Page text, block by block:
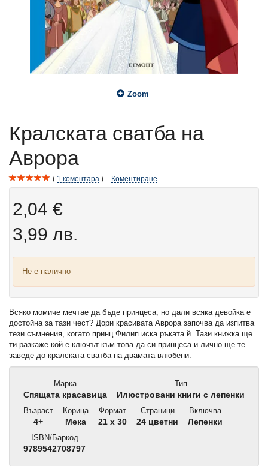
Zoom
Кралската сватба на
Аврора
1 коментара Коментиране
2,04 €
3,99 лв.
Не е налично
Всяко момиче мечтае да бъде принцеса, но дали всяка девойка е
достойна за тази чест? Дори красивата Аврора започва да изпитва
тези съмнения, когато принц Филип иска ръката й. Тази книжка ще
ти разкаже кой е ключът към това да си принцеса и лично ще те
заведе до кралската сватба на двамата влюбени.
Марка
Спящата красавица
Тип
Илюстровани книги с лепенки
Възраст
4+
Корица
Мека
Формат
21 x 30
Страници
24 цветни
Включва
Лепенки
ISBN/Баркод
9789542708797